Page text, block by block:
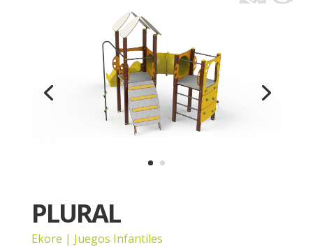
PLURAL
Ekore | Juegos Infantiles